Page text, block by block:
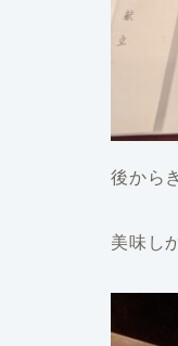
後から
美味し